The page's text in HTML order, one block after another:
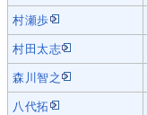
村瀬歩
村田太志
森川智之
八代拓